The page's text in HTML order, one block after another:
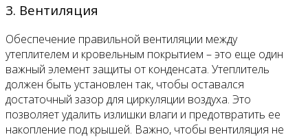
3. Вентиляция
Обеспечение правильной вентиляции между
утеплителем и кровельным покрытием – это еще один
важный элемент защиты от конденсата. Утеплитель
должен быть установлен так, чтобы оставался
достаточный зазор для циркуляции воздуха. Это
позволяет удалить излишки влаги и предотвратить ее
накопление под крышей. Важно, чтобы вентиляция не